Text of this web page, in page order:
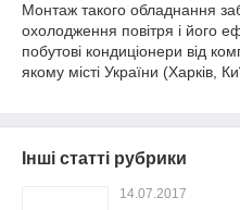
Монтаж такого обладнання
охолодження повітря і його
побутові кондиціонери від
якому місті України (Харків,
Інші статті рубрики
14.07.2017